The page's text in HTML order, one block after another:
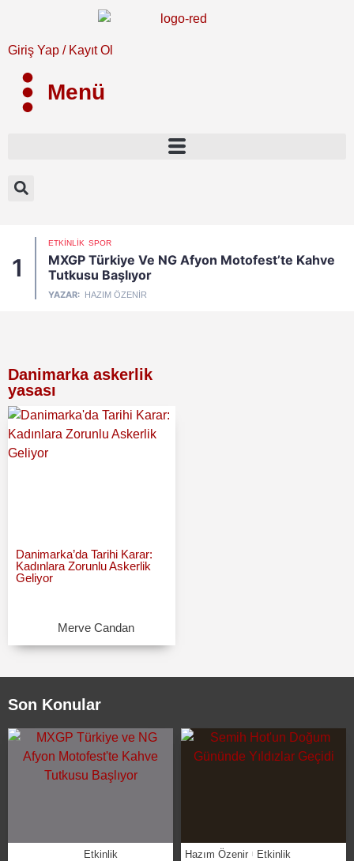
Giriş Yap / Kayıt Ol
Menü
1
ETKINLIK SPOR
MXGP Türkiye Ve NG Afyon Motofest’te Kahve
Tutkusu Başlıyor
YAZAR: HAZIM ÖZENIR
Danimarka askerlik
yasası
Danimarka’da Tarihi Karar:
Kadınlara Zorunlu Askerlik
Geliyor
Merve Candan
Son Konular
Etkinlik
Hazım Özenir Etkinlik